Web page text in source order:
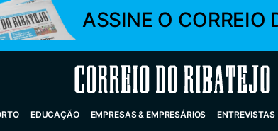
ASSINE O CORREIO
Correio do Ribatejo
EDUCAÇÃO EMPRESAS & EMPRESÁRIOS ENTREVISTAS